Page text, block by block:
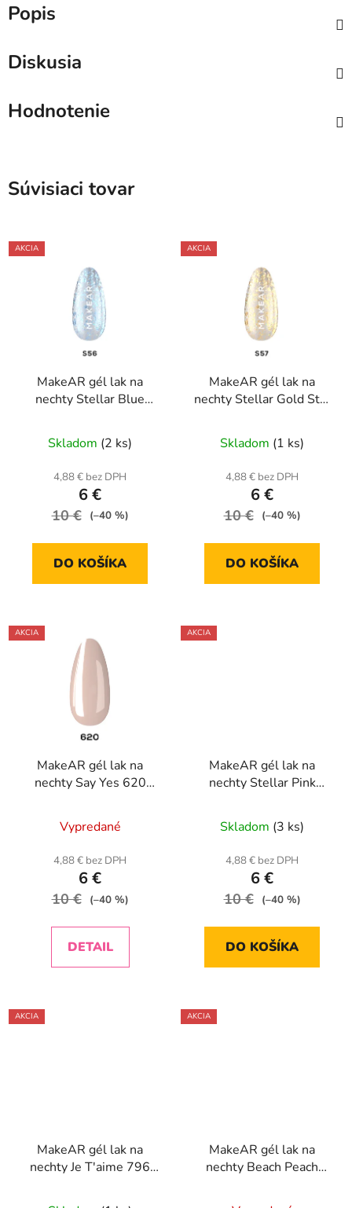
Popis
Diskusia
Hodnotenie
Súvisiaci tovar
AKCIA
MakeAR gél lak na
nechty Stellar Blue
Skladom (2 ks)
4,88 € bez DPH
6 €
10 € (–40 %)
DO KOŠÍKA
AKCIA
MakeAR gél lak na
nechty Stellar Gold Star
Skladom (1 ks)
4,88 € bez DPH
6 €
10 € (–40 %)
DO KOŠÍKA
AKCIA
MakeAR gél lak na
nechty Say Yes 620
Vypredané
4,88 € bez DPH
6 €
10 € (–40 %)
DETAIL
AKCIA
MakeAR gél lak na
nechty Stellar Pink
Skladom (3 ks)
4,88 € bez DPH
6 €
10 € (–40 %)
DO KOŠÍKA
AKCIA
MakeAR gél lak na
nechty Je T'aime 796
AKCIA
MakeAR gél lak na
nechty Beach Peach